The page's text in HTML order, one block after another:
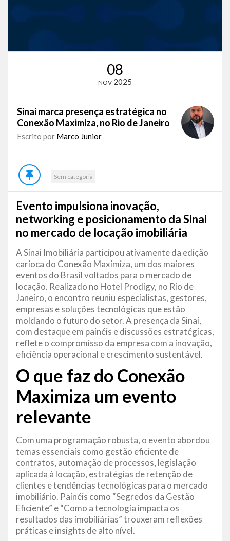
08
NOV 2025
Sinai marca presença estratégica no
Conexão Maximiza, no Rio de Janeiro
Escrito por Marco Junior
Sem categoria
Evento impulsiona inovação,
networking e posicionamento da Sinai
no mercado de locação imobiliária
A Sinai Imobiliária participou ativamente da edição
carioca do Conexão Maximiza, um dos maiores
eventos do Brasil voltados para o mercado de
locação. Realizado no Hotel Prodigy, no Rio de
Janeiro, o encontro reuniu especialistas, gestores,
empresas e soluções tecnológicas que estão
moldando o futuro do setor. A presença da Sinai,
com destaque em painéis e discussões estratégicas,
reflete o compromisso da empresa com a inovação,
eficiência operacional e crescimento sustentável.
O que faz do Conexão
Maximiza um evento
relevante
Com uma programação robusta, o evento abordou
temas essenciais como gestão eficiente de
contratos, automação de processos, legislação
aplicada à locação, estratégias de retenção de
clientes e tendências tecnológicas para o mercado
imobiliário. Painéis como “Segredos da Gestão
Eficiente” e “Como a tecnologia impacta os
resultados das imobiliárias” trouxeram reflexões
práticas e insights de alto nível.